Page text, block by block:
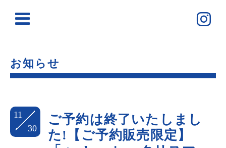
お知らせ
11
30
ご予約は終了いたしまし
た!【ご予約販売限定】